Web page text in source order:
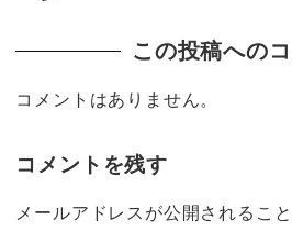
この投稿への
コメントはありません。
コメントを残す
メールアドレスが公開されること